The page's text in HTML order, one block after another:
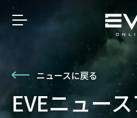
ニュースに戻る
EVEニュー